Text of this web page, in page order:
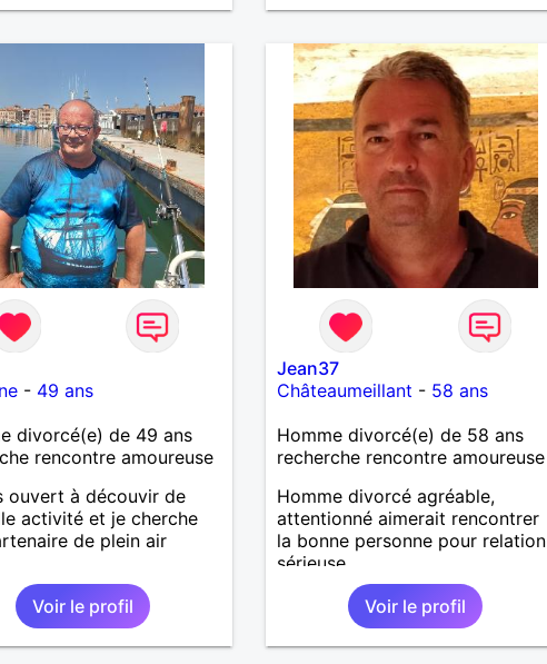
surtout les câlins et à
bisous à+ à bientôt
- 49 ans
divorcé(e) de 49 ans
rencontre amoureuse
ouvert à découvir de
activité et je cherche
de plein air
Voir le profil
Jean37
Châteaumeillant - 58 ans
Homme divorcé(e) de 58 ans
recherche rencontre amoureuse
Homme divorcé agréable,
attentionné aimerait rencontrer
la bonne personne pour relation
sérieuse...
Voir le profil